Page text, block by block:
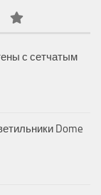
с сетчатым
Dome